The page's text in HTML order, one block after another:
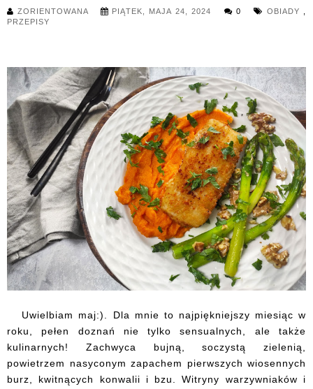
ZORIENTOWANA PIĄTEK, MAJA 24, 2024 0 OBIADY
PRZEPISY
Uwielbiam maj:). Dla mnie to najpiękniejszy miesiąc w
roku, pełen doznań nie tylko sensualnych, ale także
kulinarnych! Zachwyca bujną, soczystą zielenią,
powietrzem nasyconym zapachem pierwszych wiosennych
burz, kwitnących konwalii i bzu. Witryny warzywniaków i